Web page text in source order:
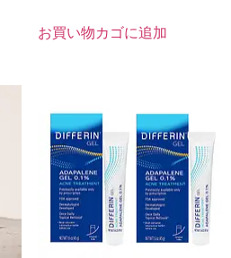
お買い物カゴに追加